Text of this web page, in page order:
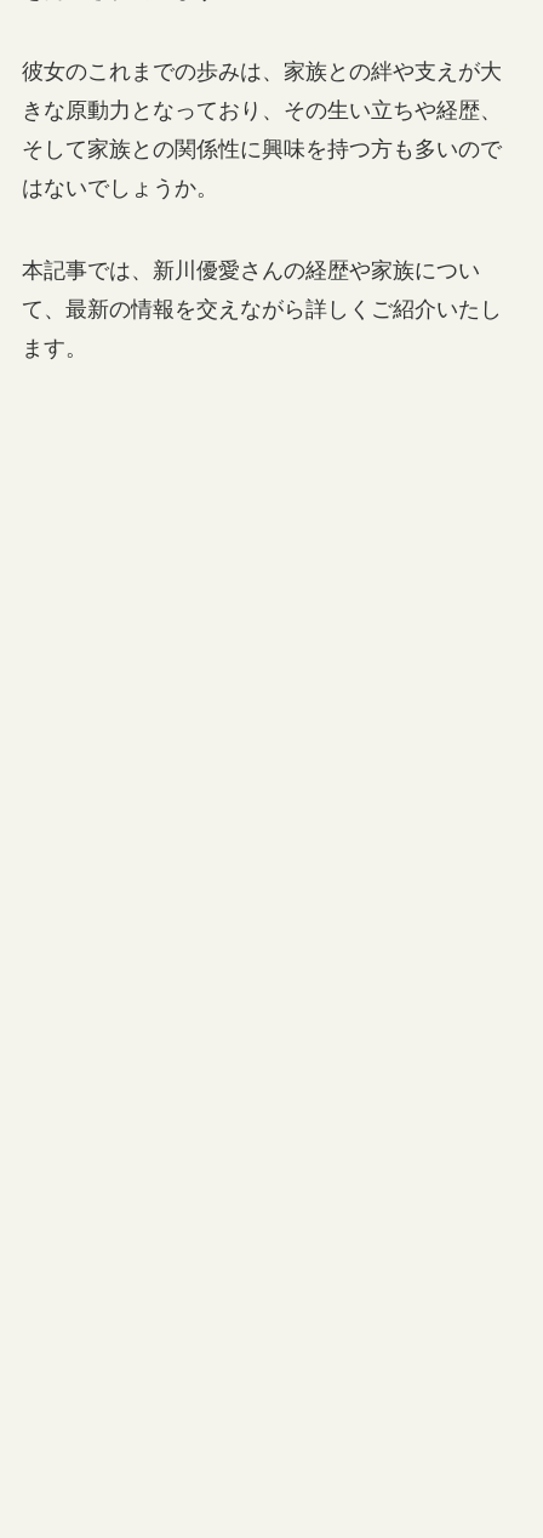
彼女のこれまでの歩みは、家族との絆や支えが大
きな原動力となっており、その生い立ちや経歴、
そして家族との関係性に興味を持つ方も多いので
はないでしょうか。
本記事では、新川優愛さんの経歴や家族につい
て、最新の情報を交えながら詳しくご紹介いたし
ます。